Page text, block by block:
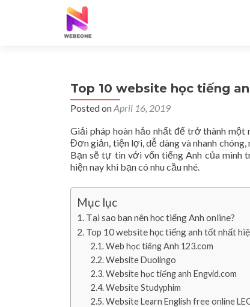
Top 10 website học tiếng
Posted onApril 16, 2019
Giải pháp hoàn hảo nhất để trở thành
Đơn giản, tiện lợi, dễ dàng và nhanh
Bạn sẽ tự tin với vốn tiếng Anh của mình
hiện nay khi bạn có nhu cầu nhé.
Mục lục
Tại sao bạn nên học tiếng Anh online?
Top 10 website học tiếng anh tốt nhất
Web học tiếng Anh 123.com
Website Duolingo
Website học tiếng anh Engvid.com
Website Studyphim
Website Learn English free online